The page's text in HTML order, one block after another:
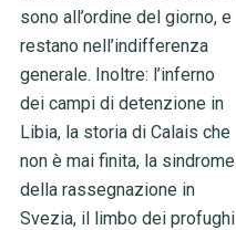
sono all’ordine del giorno, e
restano nell’indifferenza
generale. Inoltre: l’inferno
dei campi di detenzione in
Libia, la storia di Calais che
non è mai finita, la sindrome
della rassegnazione in
Svezia, il limbo dei profughi